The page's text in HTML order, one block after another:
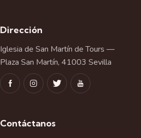
Dirección
Iglesia de San Martín de Tours —
Plaza San Martín, 41003 Sevilla
Contáctanos